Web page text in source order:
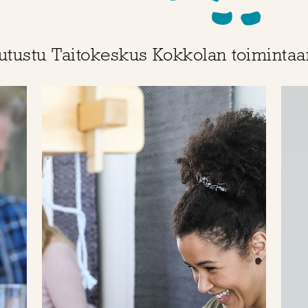
Taitokeskus Kokkolan